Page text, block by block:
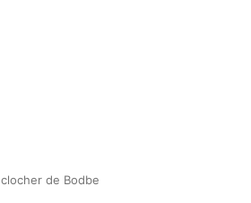
clocher de Bodbe